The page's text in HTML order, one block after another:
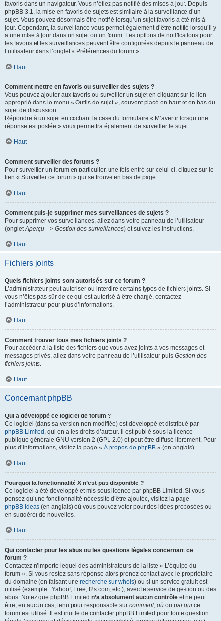
favoris dans un navigateur. Vous n’étiez pas notifié des mises à jour. Depuis
phpBB 3.1, la mise en favoris de sujets est similaire à la surveillance d’un
sujet. Vous pouvez désormais être notifié lorsqu’un sujet favoris a été mis à
jour. Cependant, la surveillance vous permet également d’être notifié lorsqu’il y
a une mise à jour dans un sujet ou un forum. Les options de notifications pour
les favoris et les surveillances peuvent être configurées depuis le panneau de
l’utilisateur dans l’onglet « Préférences du forum ».
Haut
Comment mettre en favoris ou surveiller des sujets ?
Vous pouvez ajouter aux favoris ou surveiller un sujet en cliquant sur le lien
approprié dans le menu « Outils de sujet », souvent placé en haut et en bas du
sujet de discussion.
Répondre à un sujet en cochant la case du formulaire « M’avertir lorsqu’une
réponse est postée » vous permettra également de surveiller le sujet.
Haut
Comment surveiller des forums ?
Pour surveiller un forum en particulier, une fois entré sur celui-ci, cliquez sur le
lien « Surveiller ce forum » qui se trouve en bas de page.
Haut
Comment puis-je supprimer mes surveillances de sujets ?
Pour supprimer vos surveillances, allez dans votre panneau de l’utilisateur
(ongletAperçu --> Gestion des surveillances) et suivez les instructions.
Haut
Fichiers joints
Quels fichiers joints sont autorisés sur ce forum ?
L’administrateur peut autoriser ou interdire certains types de fichiers joints. Si
vous n’êtes pas sûr de ce qui est autorisé à être chargé, contactez
l’administrateur pour plus d’informations.
Haut
Comment trouver tous mes fichiers joints ?
Pour accéder à la liste des fichiers que vous avez joints à vos messages et
messages privés, allez dans votre panneau de l’utilisateur puis Gestion des
fichiers joints.
Haut
Concernant phpBB
Qui a développé ce logiciel de forum ?
Ce logiciel (dans sa version non modifiée) est développé et distribué par
phpBB Limited , qui en a les droits d’auteur. Il est publié sous la licence
publique générale GNU version 2 (GPL-2.0) et peut être diffusé librement. Pour
plus d’informations, visitez la page « À propos de phpBB » (en anglais).
Haut
Pourquoi la fonctionnalité X n’est pas disponible ?
Ce logiciel a été développé et mis sous licence par phpBB Limited. Si vous
pensez qu’une fonctionnalité nécessite d’être ajoutée, visitez la page
phpBB Ideas (en anglais) où vous pouvez voter pour des idées proposées ou
en suggérer de nouvelles.
Haut
Qui contacter pour les abus ou les questions légales concernant ce
forum ?
Contactez n’importe lequel des administrateurs de la liste « L’équipe du
forum ». Si vous restez sans réponse alors prenez contact avec le propriétaire
du domaine (en faisant une recherche sur whois) ou si un service gratuit est
utilisé (exemple : Yahoo!, Free, f2s.com, etc.), avec le service de gestion ou des
abus. Notez que phpBB Limited n’a absolument aucun contrôle et ne peut
être, en aucun cas, tenu pour responsable sur comment, où ou par qui ce
forum est utilisé. Il est inutile de contacter phpBB Limited pour toute question